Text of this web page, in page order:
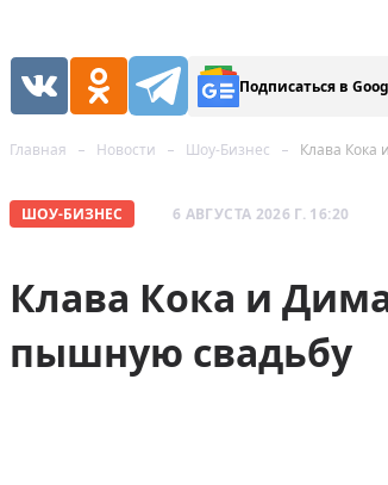
Подписаться в
Главная Новости Шоу-Бизнес Клава Кока
ШОУ-БИЗНЕС 6 АВГУСТА 2026 Г. 16:20
Клава Кока и
пышную свадьбу